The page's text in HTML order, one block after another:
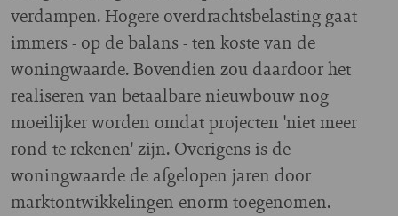
verdampen. Hogere overdrachtsbelasting gaat
immers - op de balans - ten koste van de
woningwaarde. Bovendien zou daardoor het
realiseren van betaalbare nieuwbouw nog
moeilijker worden omdat projecten 'niet meer
rond te rekenen' zijn. Overigens is de
woningwaarde de afgelopen jaren door
marktontwikkelingen enorm toegenomen.